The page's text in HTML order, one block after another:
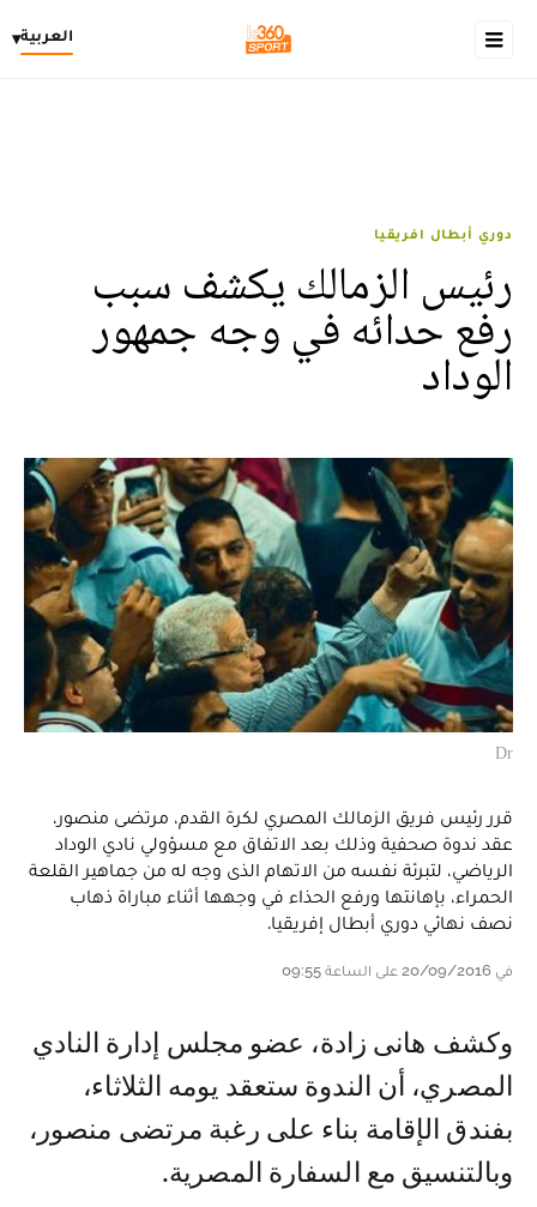
العربية▾
دوري أبطال افريقيا
رئيس الزمالك يكشف سبب
رفع حدائه في وجه جمهور
الوداد
Dr
قرر رئيس فريق الزمالك المصري لكرة القدم، مرتضى منصور،
عقد ندوة صحفية وذلك بعد الاتفاق مع مسؤولي نادي الوداد
الرياضي، لتبرئة نفسه من الاتهام الذى وجه له من جماهير القلعة
الحمراء، بإهانتها ورفع الحذاء في وجهها أثناء مباراة ذهاب
نصف نهائي دوري أبطال إفريقيا.
في 20/09/2016 على الساعة 09:55
وكشف هانى زادة، عضو مجلس إدارة النادي
المصري، أن الندوة ستعقد يومه الثلاثاء،
بفندق الإقامة بناء على رغبة مرتضى منصور،
وبالتنسيق مع السفارة المصرية.